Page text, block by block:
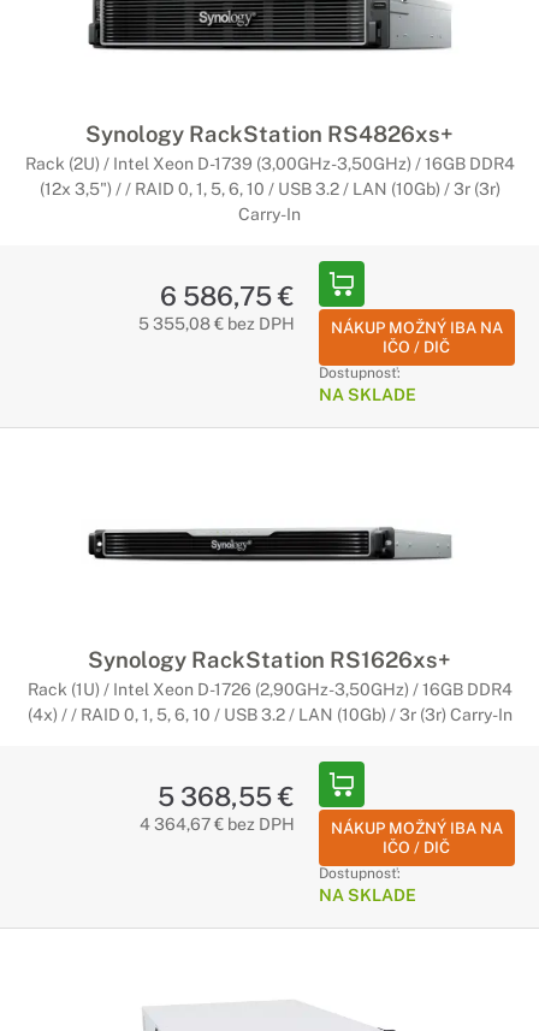
Synology RackStation RS4826xs+
Rack (2U) / Intel Xeon D-1739 (3,00GHz-3,50GHz) / 16GB DDR4
(12x 3,5") / / RAID 0, 1, 5, 6, 10 / USB 3.2 / LAN (10Gb) / 3r (3r)
Carry-In
6 586,75 €
5 355,08 € bez DPH
NÁKUP MOŽNÝ IBA NA
IČO / DIČ
Dostupnosť:
NA SKLADE
Synology RackStation RS1626xs+
Rack (1U) / Intel Xeon D-1726 (2,90GHz-3,50GHz) / 16GB DDR4
(4x) / / RAID 0, 1, 5, 6, 10 / USB 3.2 / LAN (10Gb) / 3r (3r) Carry-In
5 368,55 €
4 364,67 € bez DPH
NÁKUP MOŽNÝ IBA NA
IČO / DIČ
Dostupnosť:
NA SKLADE